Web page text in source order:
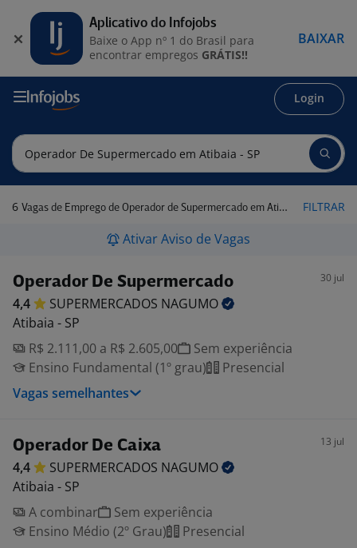
Login
6 Vagas de Emprego de Operador de Supermercado em Atibaia - SP FILTRAR
Ativar Aviso de Vagas
Operador De Supermercado 30 jul
4,4 SUPERMERCADOS NAGUMO
Atibaia - SP
R$ 2.111,00 a R$ 2.605,00
Sem experiência
Ensino Fundamental (1º grau)
Presencial
Vagas semelhantes
Operador De Caixa 13 jul
4,4 SUPERMERCADOS NAGUMO
Atibaia - SP
A combinar
Sem experiência
Ensino Médio (2º Grau)
Presencial
Aplicativo do Infojobs
Baixe o App nº 1 do Brasil para
encontrar empregos GRÁTIS!!
BAIXAR